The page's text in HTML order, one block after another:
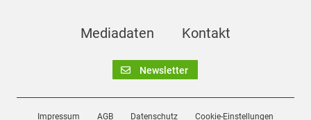
Mediadaten Kontakt
Newsletter
Impressum AGB Datenschutz Cookie-Einstellungen